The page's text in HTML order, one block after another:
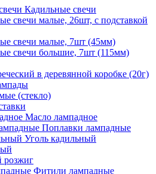
Кадильные свечи
свечи малые, 26шт, с подставкой
свечи малые, 7шт (45мм)
свечи большие, 7шт (115мм)
в деревянной коробке (20г)
(стекло)
Масло лампадное
Поплавки лампадные
Уголь кадильный
розжиг
Фитили лампадные